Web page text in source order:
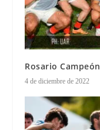
Rosario
4 de diciembre de 2022